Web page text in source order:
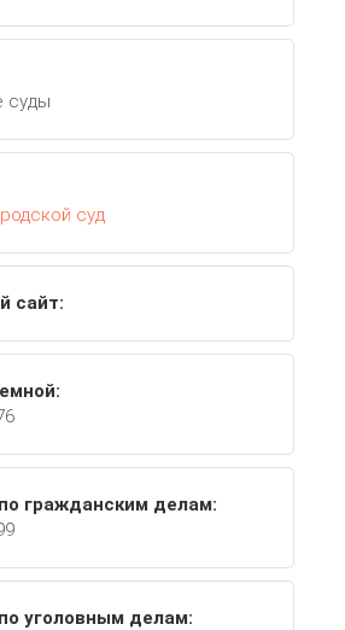
суды
суд
сайт:
гражданским делам:
уголовным делам: